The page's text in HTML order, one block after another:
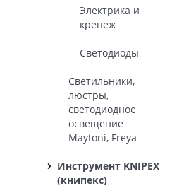
Электрика и
крепеж
Светодиоды
Светильники,
люстры,
светодиодное
освещение
Maytoni, Freya
Инструмент KNIPEX
(книпекс)